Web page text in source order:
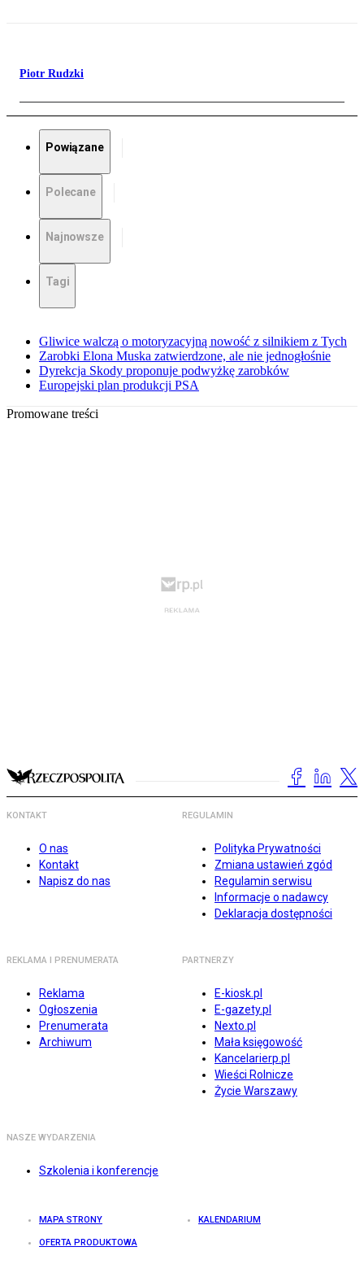
Piotr Rudzki
Powiązane
Polecane
Najnowsze
Tagi
Gliwice walczą o motoryzacyjną nowość z silnikiem z Tych
Zarobki Elona Muska zatwierdzone, ale nie jednogłośnie
Dyrekcja Skody proponuje podwyżkę zarobków
Europejski plan produkcji PSA
Promowane treści
KONTAKT
O nas
Kontakt
Napisz do nas
REGULAMIN
Polityka Prywatności
Zmiana ustawień zgód
Regulamin serwisu
Informacje o nadawcy
Deklaracja dostępności
REKLAMA I PRENUMERATA
Reklama
Ogłoszenia
Prenumerata
Archiwum
PARTNERZY
E-kiosk.pl
E-gazety.pl
Nexto.pl
Mała księgowość
Kancelarierp.pl
Wieści Rolnicze
Życie Warszawy
NASZE WYDARZENIA
Szkolenia i konferencje
MAPA STRONY KALENDARIUM
OFERTA PRODUKTOWA